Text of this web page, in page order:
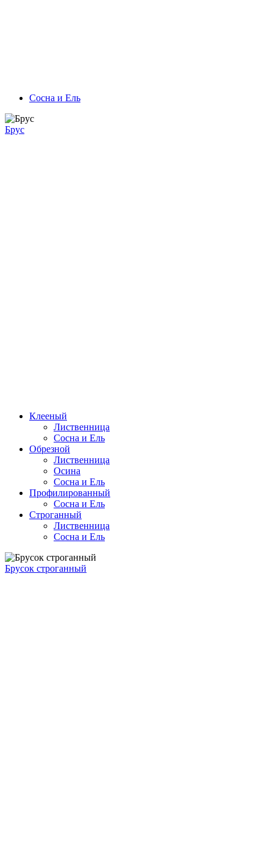
Сосна и Ель
Брус
Клееный
Лиственница
Сосна и Ель
Обрезной
Лиственница
Осина
Сосна и Ель
Профилированный
Сосна и Ель
Строганный
Лиственница
Сосна и Ель
Брусок строганный